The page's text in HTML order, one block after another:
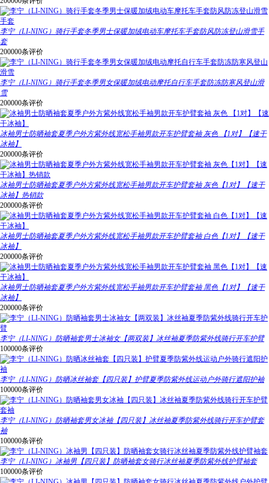
李宁（LI-NING）骑行手套冬季男士保暖加绒电动车摩托车手套防风防冻登山滑雪手
套
200000条评价
李宁（LI-NING）骑行手套冬季男女保暖加绒电动摩托自行车手套防冻防寒风登山滑
雪
200000条评价
冰袖男士防晒袖套夏季户外方紫外线宽松手袖男款开车护臂套袖 灰色 【1对】【速干
冰袖】
200000条评价
冰袖男士防晒袖套夏季户外方紫外线宽松手袖男款开车护臂套袖 灰色【1对】【速干
冰袖】热销款
200000条评价
冰袖男士防晒袖套夏季户外方紫外线宽松手袖男款开车护臂套袖 白色【1对】【速干
冰袖】
200000条评价
冰袖男士防晒袖套夏季户外方紫外线宽松手袖男款开车护臂套袖 黑色【1对】【速干
冰袖】
200000条评价
李宁（LI-NING）防晒袖套男士冰袖女【两双装】冰丝袖夏季防紫外线骑行开车护臂
100000条评价
李宁（LI-NING）防晒冰丝袖套【四只装】护臂夏季防紫外线运动户外骑行遮阳护袖
100000条评价
李宁（LI-NING）防晒袖套男女冰袖【四只装】冰丝袖夏季防紫外线骑行开车护臂套
袖
100000条评价
李宁（LI-NING）冰袖男【四只装】防晒袖套女骑行冰丝袖夏季防紫外线护臂袖套
100000条评价